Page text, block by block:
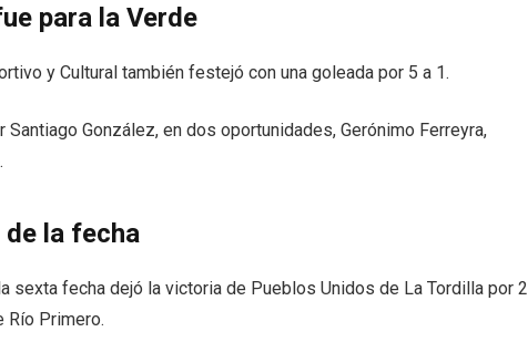
para la Verde
y Cultural también festejó con una goleada por 5 a 1.
González, en dos oportunidades, Gerónimo Ferreyra,
la fecha
sexta fecha dejó la victoria de Pueblos Unidos de La Tordilla por 2
Río Primero.